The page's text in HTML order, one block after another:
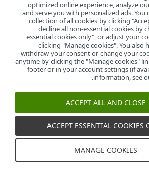
© 1992 - 2026 ניהול קובצי Cookie
optimized online experience, analyze
and serve you with personalized ads. You
collection of all cookies by clicking
decline all non-essential cookies by
essential cookies only", or adjust your
clicking "Manage cookies". You also
withdraw your consent or change your
anytime by clicking the "Manage cookies"
footer or in your account settings (if
information, see
.
ACCEPT ALL AND CLOSE
ACCEPT ESSENTIAL COOKIES
MANAGE COOKIES